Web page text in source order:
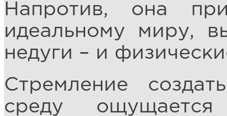
Напротив, она
идеальному миру,
недуги – и
Стремление
среду